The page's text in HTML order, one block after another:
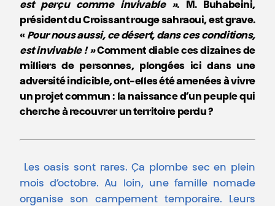
est perçu comme invivable ». M. Buhabeini,
président du Croissant rouge sahraoui, est grave.
« Pour nous aussi, ce désert, dans ces conditions,
est invivable ! »Comment diable ces dizaines de
milliers de personnes, plongées ici dans une
adversité indicible, ont-elles été amenées à vivre
un projet commun : la naissance d’un peuple qui
cherche à recouvrer un territoire perdu ?
Les oasis sont rares. Ça plombe sec en plein
mois d’octobre. Au loin, une famille nomade
organise son campement temporaire. Leurs